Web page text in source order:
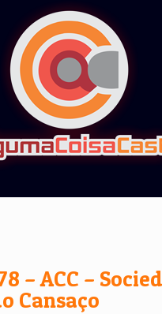
– ACC –
Cansaço